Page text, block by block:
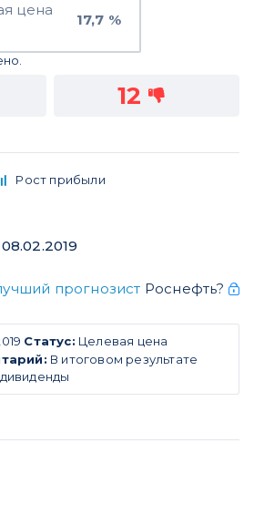
цена
17,7 %
12
Рост прибыли
08.02.2019
прогнозист Роснефть?
Статус: Целевая цена
В итоговом результате